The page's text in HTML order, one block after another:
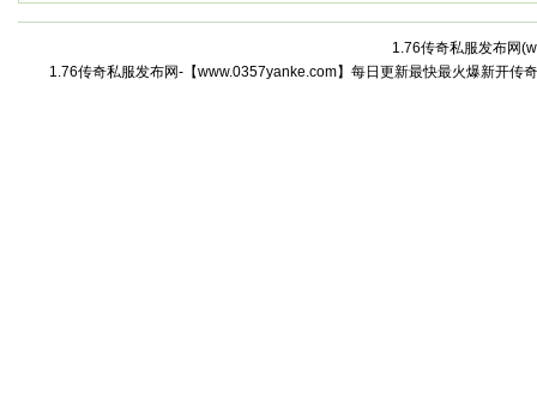
1.76传奇私服发布网(
1.76传奇私服发布网-【www.0357yanke.com】每日更新最快最火爆新开传